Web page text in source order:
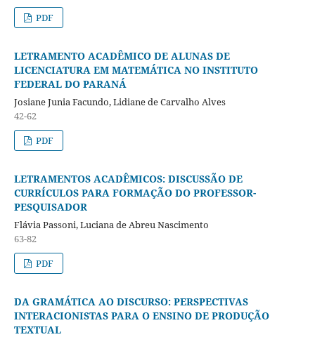
PDF
LETRAMENTO ACADÊMICO DE ALUNAS DE
LICENCIATURA EM MATEMÁTICA NO INSTITUTO
FEDERAL DO PARANÁ
Josiane Junia Facundo, Lidiane de Carvalho Alves
42-62
PDF
LETRAMENTOS ACADÊMICOS: DISCUSSÃO DE
CURRÍCULOS PARA FORMAÇÃO DO PROFESSOR-
PESQUISADOR
Flávia Passoni, Luciana de Abreu Nascimento
63-82
PDF
DA GRAMÁTICA AO DISCURSO: PERSPECTIVAS
INTERACIONISTAS PARA O ENSINO DE PRODUÇÃO
TEXTUAL